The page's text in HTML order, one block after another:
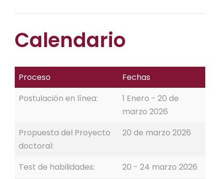
Calendario
Proceso
Fechas
Postulación en línea:
1 Enero - 20 de
marzo 2026
Propuesta del Proyecto
doctoral:
20 de marzo 2026
Test de habilidades:
20 - 24 marzo 2026